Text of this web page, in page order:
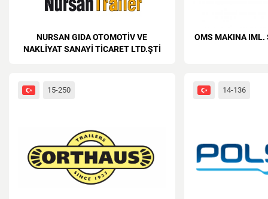
NURSAN GIDA OTOMOTİV VE
NAKLİYAT SANAYİ TİCARET LTD.ŞTİ
OMS MAKINA IML.
15-250 14-136